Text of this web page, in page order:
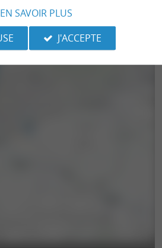
EN SAVOIR PLUS
J'ACCEPTE